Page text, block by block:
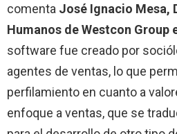
comenta José Ignacio Mesa,
Humanos de Westcon Group
software fue creado por
agentes de ventas, lo que
perfilamiento en cuanto a
enfoque a ventas, que se